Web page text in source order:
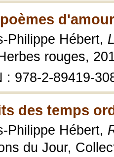
Philippe Hébert,
rouges,
: 978-2-89419-
des temps
Philippe Hébert,
du Jour,